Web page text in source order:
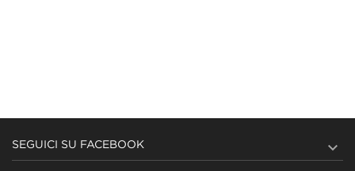
SEGUICI SU FACEBOOK
